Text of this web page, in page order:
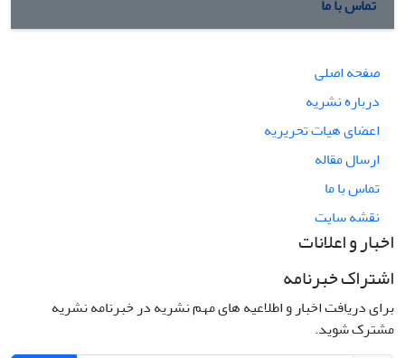
تماس با ما
صفحه اصلی
درباره نشریه
اعضای هیات تحریریه
ارسال مقاله
تماس با ما
نقشه سایت
اخبار و اعلانات
اشتراک خبرنامه
برای دریافت اخبار و اطلاعیه های مهم نشریه در خبرنامه نشریه
مشترک شوید.